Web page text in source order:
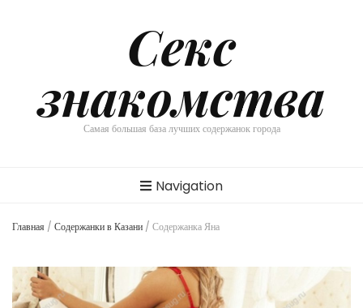
Секс
знакомства
Самая большая база лучших содержанок города
Navigation
Главная / Содержанки в Казани / Содержанка Яна